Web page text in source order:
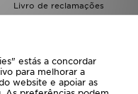
Livro de reclamações
estás a concordar
para melhorar a
website e apoiar as